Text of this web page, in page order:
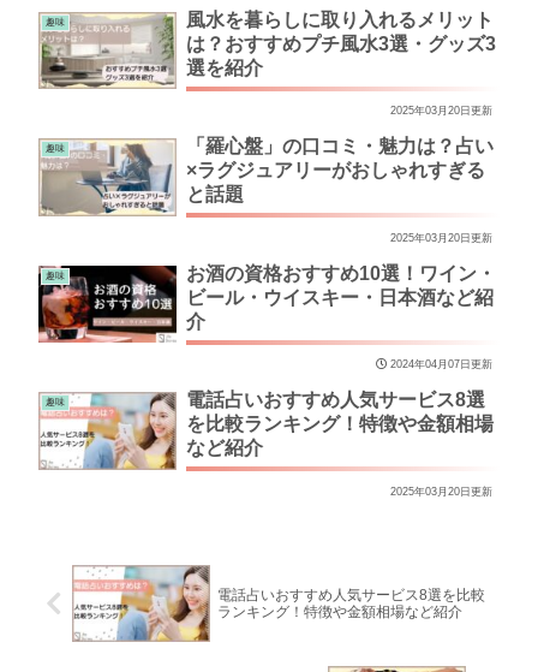
趣味
風水を暮らしに取り入れるメリット
は？おすすめプチ風水3選・グッズ3
選を紹介
2025年03月20日更新
趣味
「羅心盤」の口コミ・魅力は？占い
×ラグジュアリーがおしゃれすぎる
と話題
2025年03月20日更新
趣味
お酒の資格おすすめ10選！ワイン・
ビール・ウイスキー・日本酒など紹
介
2024年04月07日更新
趣味
電話占いおすすめ人気サービス8選
を比較ランキング！特徴や金額相場
など紹介
2025年03月20日更新
電話占いおすすめ人気サービス8選を比較
ランキング！特徴や金額相場など紹介